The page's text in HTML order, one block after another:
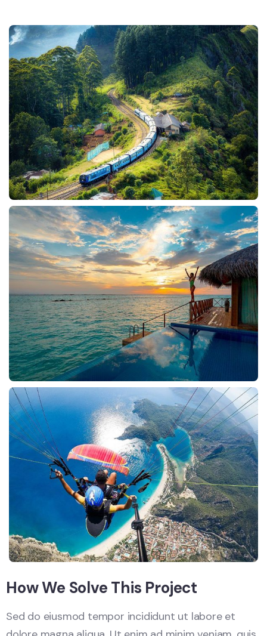
How We Solve This Project
Sed do eiusmod tempor incididunt ut labore et